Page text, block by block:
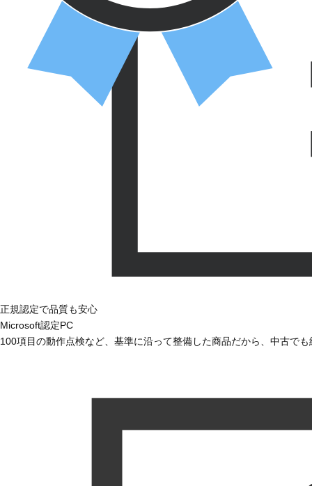
正規認定で品質も安心
Microsoft認定PC
100項目の動作点検など、基準に沿って整備した商品だから、中古で